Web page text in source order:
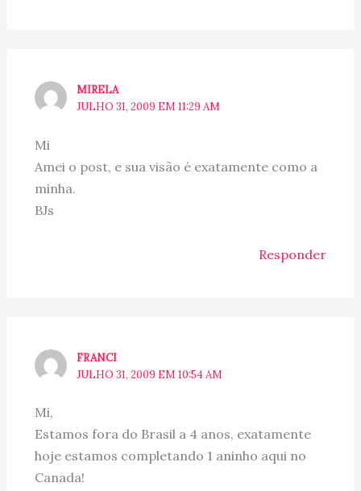
MIRELA
JULHO 31, 2009 EM 11:29 AM
Mi
Amei o post, e sua visão é exatamente como a
minha.
BJs
Responder
FRANCI
JULHO 31, 2009 EM 10:54 AM
Mi,
Estamos fora do Brasil a 4 anos, exatamente
hoje estamos completando 1 aninho aqui no
Canada!